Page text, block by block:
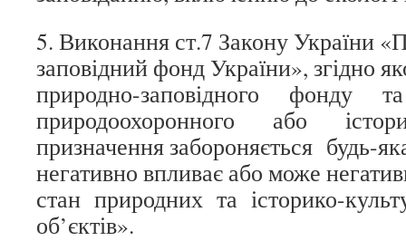
5. Виконання ст.7 Закону України
заповідний фонд України»,
природно-заповідного фонду
природоохоронного або
призначення забороняється будь-
негативно впливає або може
стан природних та історико-
об’єктів».